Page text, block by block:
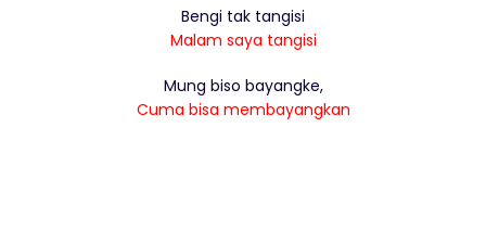
Bengi tak tangisi
Malam saya tangisi
Mung biso bayangke,
Cuma bisa membayangkan